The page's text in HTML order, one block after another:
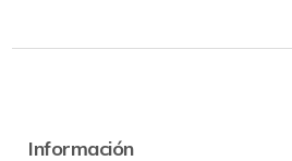
Información